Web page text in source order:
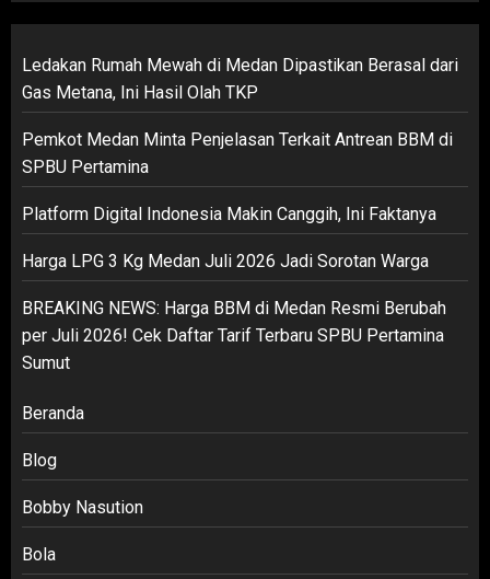
Ledakan Rumah Mewah di Medan Dipastikan Berasal dari
Gas Metana, Ini Hasil Olah TKP
Pemkot Medan Minta Penjelasan Terkait Antrean BBM di
SPBU Pertamina
Platform Digital Indonesia Makin Canggih, Ini Faktanya
Harga LPG 3 Kg Medan Juli 2026 Jadi Sorotan Warga
BREAKING NEWS: Harga BBM di Medan Resmi Berubah
per Juli 2026! Cek Daftar Tarif Terbaru SPBU Pertamina
Sumut
Beranda
Blog
Bobby Nasution
Bola